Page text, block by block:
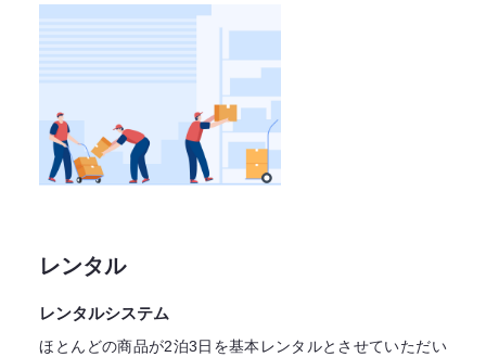
レンタル
レンタルシステム
ほとんどの商品が2泊3日を基本レンタルとさせていただい